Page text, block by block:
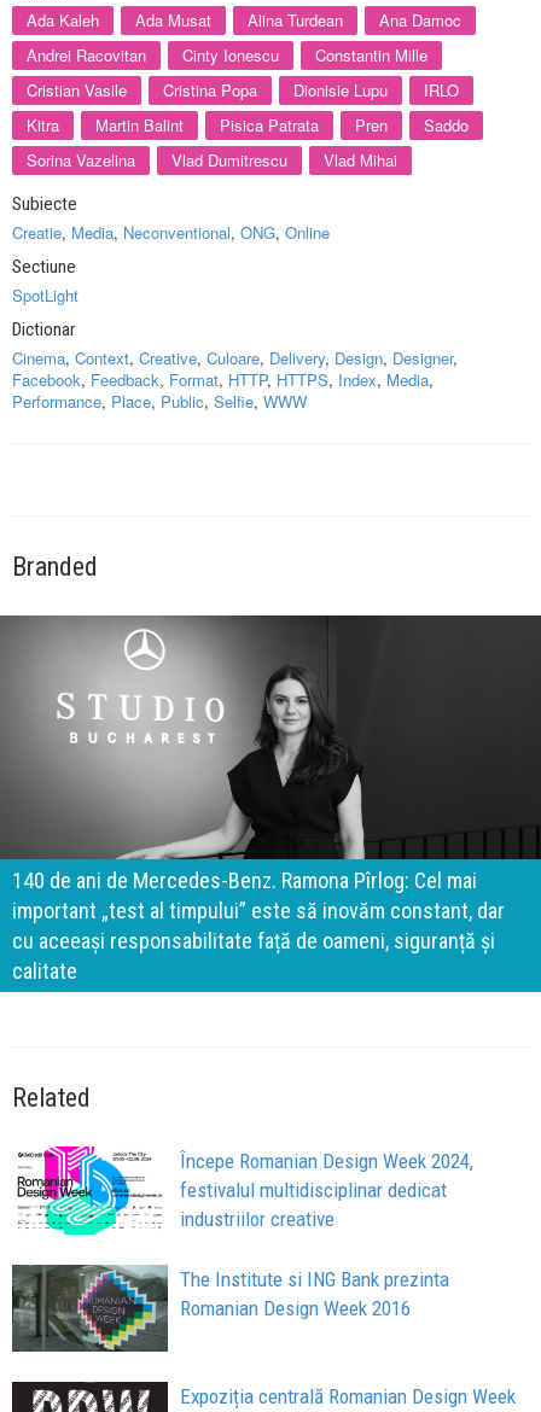
Ada Kaleh Ada Musat Alina Turdean
Ana Damoc
Andrei Racovitan
Cinty Ionescu
Constantin Mille
Cristian Vasile
Cristina Popa Dionisie Lupu
IRLO
Kitra
Martin Balint Pisica Patrata Pren
Saddo
Sorina Vazelina
Vlad Dumitrescu Vlad Mihai
Subiecte
Creatie, Media, Neconventional, ONG, Online
Sectiune
SpotLight
Dictionar
Cinema, Context, Creative, Culoare, Delivery, Design, Designer,
Facebook, Feedback, Format, HTTP, HTTPS, Index, Media,
Performance, Place, Public, Selfie, WWW
Branded
140 de ani de Mercedes-Benz. Ramona Pîrlog: Cel mai
important „test al timpului” este să inovăm constant, dar
cu aceeași responsabilitate față de oameni, siguranță și
calitate
Related
Începe Romanian Design Week 2024,
festivalul multidisciplinar dedicat
industriilor creative
The Institute si ING Bank prezinta
Romanian Design Week 2016
Expoziția centrală Romanian Design Week